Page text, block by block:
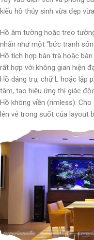
kiểu hồ thủy sinh vừa đẹp
Hồ âm tường hoặc treo
nhấn như một “bức tranh
Hồ tích hợp bàn trà hoặc
rất hợp với không gian hiện
Hồ dáng trụ, chữ L hoặc lập
tâm, tạo hiệu ứng thị giác
Hồ không viền (rimless):
lên vẻ trong suốt của layout